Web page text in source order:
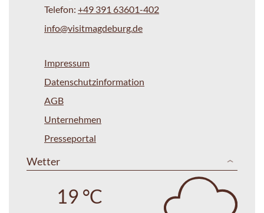
Telefon: +49 391 63601-402
info@visitmagdeburg.de
Impressum
Datenschutzinformation
AGB
Unternehmen
Presseportal
Wetter
19 °C